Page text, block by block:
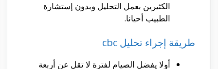
الكثيرين بعمل التحليل وبدون إستشارة
الطبيب أحيانا.
طريقة إجراء تحليل cbc
أولا يفضل الصيام لفترة لا تقل عن أربعة